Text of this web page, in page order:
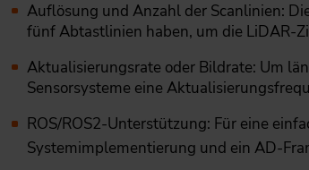
Auflösung und Anzahl der Scanlinien:
fünf Abtastlinien haben, um die LiDAR-
Aktualisierungsrate oder Bildrate: Um
Sensorsysteme eine
ROS/ROS2-Unterstützung: Für eine
Systemimplementierung und ein AD-